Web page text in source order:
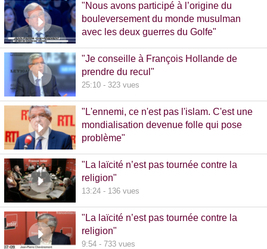
"Nous avons participé à l’origine du
bouleversement du monde musulman
avec les deux guerres du Golfe"
"Je conseille à François Hollande de
prendre du recul"
25:10 - 323 vues
"L'ennemi, ce n'est pas l'islam. C'est une
mondialisation devenue folle qui pose
problème"
"La laïcité n’est pas tournée contre la
religion"
13:24 - 136 vues
"La laïcité n’est pas tournée contre la
religion"
9:54 - 733 vues